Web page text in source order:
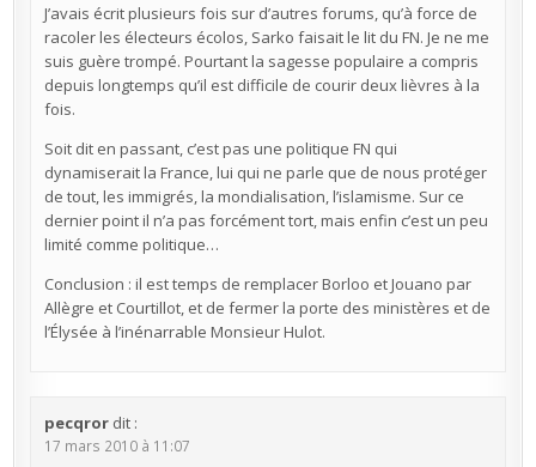
J’avais écrit plusieurs fois sur d’autres forums, qu’à force de
racoler les électeurs écolos, Sarko faisait le lit du FN. Je ne me
suis guère trompé. Pourtant la sagesse populaire a compris
depuis longtemps qu’il est difficile de courir deux lièvres à la
fois.
Soit dit en passant, c’est pas une politique FN qui
dynamiserait la France, lui qui ne parle que de nous protéger
de tout, les immigrés, la mondialisation, l’islamisme. Sur ce
dernier point il n’a pas forcément tort, mais enfin c’est un peu
limité comme politique…
Conclusion : il est temps de remplacer Borloo et Jouano par
Allègre et Courtillot, et de fermer la porte des ministères et de
l’Élysée à l’inénarrable Monsieur Hulot.
pecqror dit :
17 mars 2010 à 11:07